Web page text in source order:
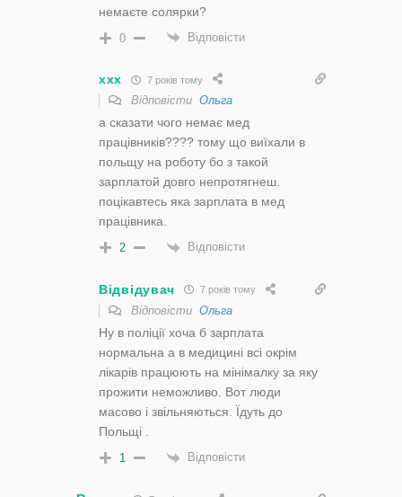
немаєте солярки?
0 Відповісти
ххх 7 років тому
Відповісти Ольга
а сказати чого немає мед
працівників???? тому що виїхали в
польщу на роботу бо з такой
зарплатой довго непротягнеш.
поцікавтесь яка зарплата в мед
працівника.
2 Відповісти
Відвідувач 7 років тому
Відповісти Ольга
Ну в поліції хоча б зарплата
нормальна а в медицині всі окрім
лікарів працюють на мінімалку за яку
прожити неможливо. Вот люди
масово і звільняються. Їдуть до
Польщі .
1 Відповісти